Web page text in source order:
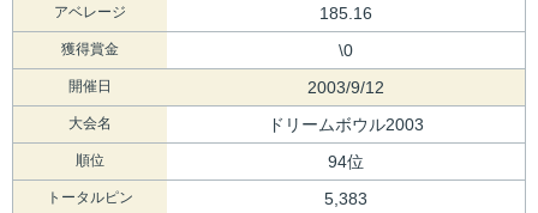
アベレージ 185.16
獲得賞金 \0
開催日 2003/9/12
大会名 ドリームボウル2003
順位 94位
トータルピン 5,383